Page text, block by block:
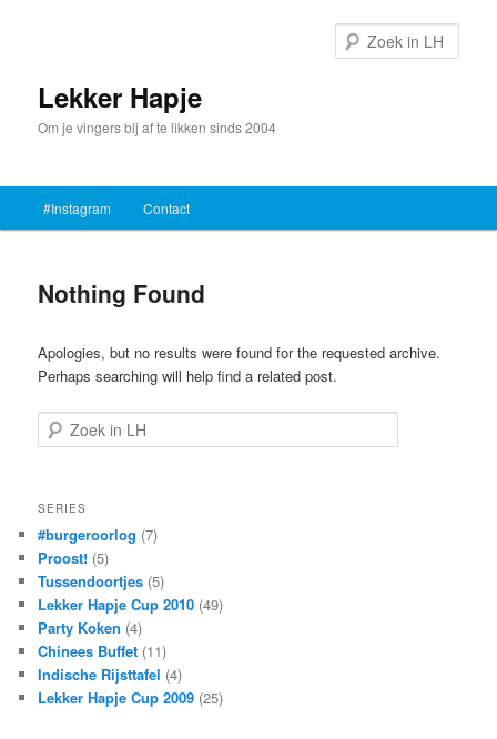
Lekker Hapje
Om je vingers bij af te likken sinds 2004
Skip
primary
content
Skip
secondary
content
#Instagram Contact
Nothing Found
Apologies, but no results were found for the requested archive.
Perhaps searching will help find a related post.
Search
SERIES
#burgeroorlog (7)
Proost! (5)
Tussendoortjes (5)
Lekker Hapje Cup 2010 (49)
Party Koken (4)
Chinees Buffet (11)
Indische Rijsttafel (4)
Lekker Hapje Cup 2009 (25)